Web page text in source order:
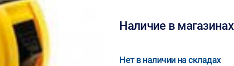
Наличие в магазинах
Нет в наличии на складах